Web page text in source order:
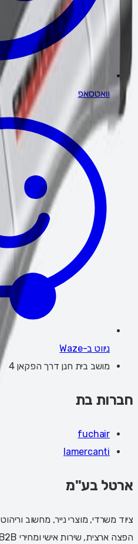
וואטסאפ
ניווט ב-Waze
מושב בית חנן דרך הפקאן 4
חברות בת
fuchair
lamercanti
ארטל בע"מ
ציוד משרדי, מוצרי נייר, מחשוב
הפצה ארצית, שירות אישי ומחירי B2B — מזה כ־25 שנים.